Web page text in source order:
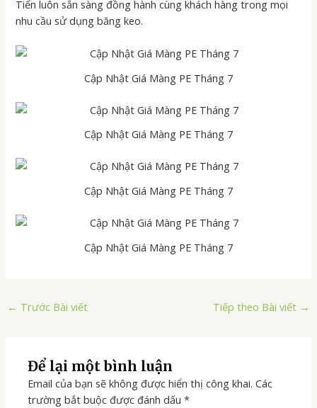
Tiến luôn sẵn sàng đồng hành cùng khách hàng trong mọi
nhu cầu sử dụng băng keo.
Cập Nhật Giá Màng PE Tháng 7
Cập Nhật Giá Màng PE Tháng 7
Cập Nhật Giá Màng PE Tháng 7
Cập Nhật Giá Màng PE Tháng 7
← Trước Bài viết Tiếp theo Bài viết →
Để lại một bình luận
Email của bạn sẽ không được hiển thị công khai. Các
trường bắt buộc được đánh dấu*